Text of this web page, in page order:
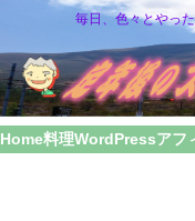
毎日、色々とやっ
Home料理WordPressアフ